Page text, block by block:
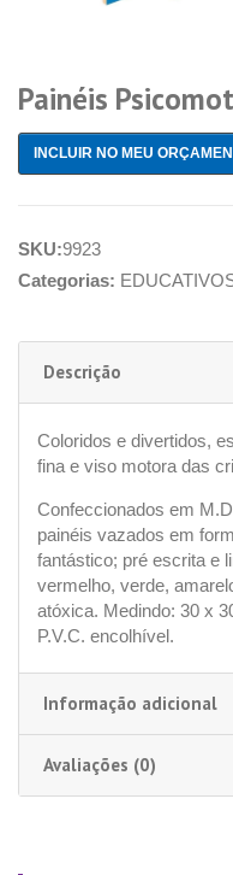
Painéis
INCLUIR NO MEU
SKU:9923
Categorias:
Descrição
Coloridos e divertidos,
fina e viso motora das
Confeccionados em
painéis vazados em
fantástico; pré escrita e
vermelho, verde,
atóxica. Medindo: 30 x
P.V.C. encolhível.
Informação adicional
Avaliações (0)